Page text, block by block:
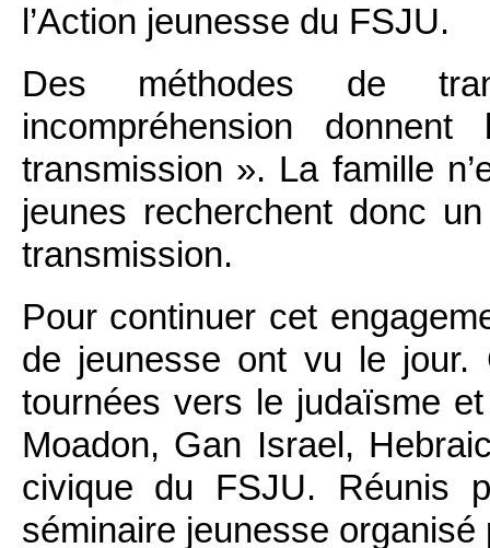
l’Action jeunesse du FSJU.
Des méthodes de
incompréhension
transmission ». La famille
jeunes recherchent donc
transmission.
Pour continuer cet
de jeunesse ont vu le jour.
tournées vers le judaïsme
Moadon, Gan Israel,
civique du FSJU. Réunis
séminaire jeunesse